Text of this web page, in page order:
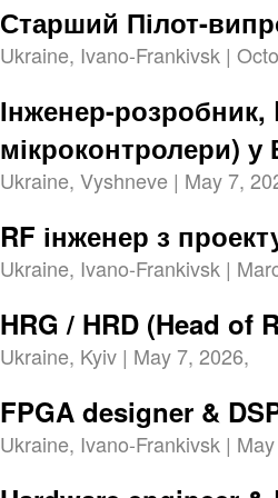
Старший Пілот-
Ukraine, Ivano-Frankivsk |
Інженер-розробник,
мікроконтролери)
Ukraine, Vyshneve | May 7,
RF інженер з
Ukraine, Ivano-Frankivsk |
HRG / HRD (Head of
Ukraine, Kyiv | May 7, 2026,
FPGA designer &
Ukraine, Ivano-Frankivsk |